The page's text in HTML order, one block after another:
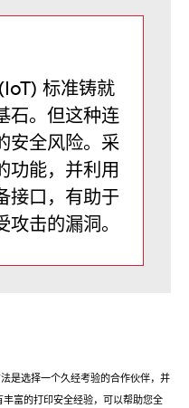
标准铸就
石。但这种连
安全风险。采
功能，并利用
接口，有助于
击的漏洞。
是选择一个久经考验的合作伙伴，并
富的打印安全经验，可以帮助您全